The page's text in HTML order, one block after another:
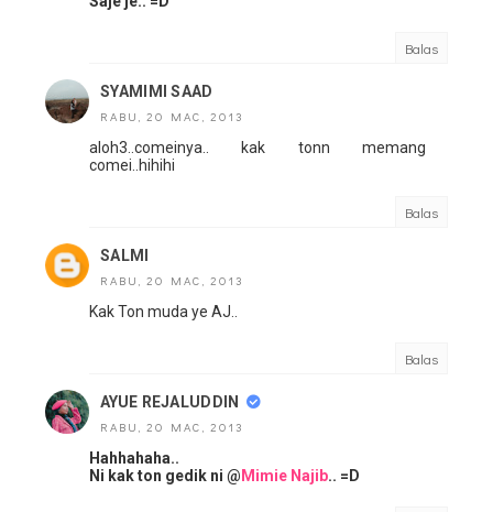
Balas
SYAMIMI SAAD
RABU, 20 MAC, 2013
aloh3..comeinya.. kak tonn memang
comei..hihihi
Balas
SALMI
RABU, 20 MAC, 2013
Kak Ton muda ye AJ..
Balas
AYUE REJALUDDIN
RABU, 20 MAC, 2013
Hahhahaha..
Ni kak ton gedik ni @ Mimie Najib.. =D